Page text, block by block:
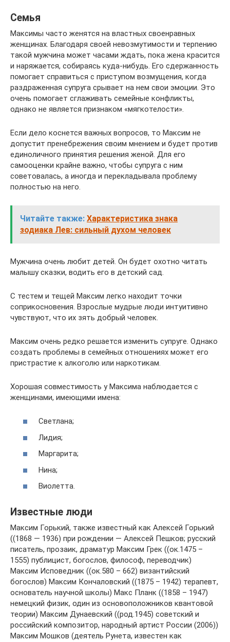
Семья
Максимы часто женятся на властных своенравных
женщинах. Благодаря своей невозмутимости и терпению
такой мужчина может часами ждать, пока жена красится
и наряжается, собираясь куда-нибудь. Его сдержанность
помогает справиться с приступом возмущения, когда
раздраженная супруга срывает на нем свои эмоции. Это
очень помогает сглаживать семейные конфликты,
однако не является признаком «мягкотелости».
Если дело коснется важных вопросов, то Максим не
допустит пренебрежения своим мнением и будет против
единоличного принятия решения женой. Для его
самооценки крайне важно, чтобы супруга с ним
советовалась, а иногда и перекладывала проблему
полностью на него.
Читайте также: Характеристика знака
зодиака Лев: сильный духом человек
Мужчина очень любит детей. Он будет охотно читать
малышу сказки, водить его в детский сад.
С тестем и тещей Максим легко находит точки
соприкосновения. Взрослые мудрые люди интуитивно
чувствуют, что их зять добрый человек.
Максим очень редко решается изменить супруге. Однако
создать проблемы в семейных отношениях может его
пристрастие к алкоголю или наркотикам.
Хорошая совместимость у Максима наблюдается с
женщинами, имеющими имена:
Светлана;
Лидия;
Маргарита;
Нина;
Виолетта.
Известные люди
Максим Горький, также известный как Алексей Горький
((1868 — 1936) при рождении — Алексей Пешков; русский
писатель, прозаик, драматур Максим Грек ((ок.1475 –
1555) публицист, богослов, философ, переводчик)
Максим Исповедник ((ок.580 – 662) византийский
богослов) Максим Кончаловский ((1875 – 1942) терапевт,
основатель научной школы) Макс Планк ((1858 – 1947)
немецкий физик, один из основоположников квантовой
теории) Максим Дунаевский ((род.1945) советский и
российский композитор, народный артист России (2006))
Максим Мошков (деятель Рунета, известен как